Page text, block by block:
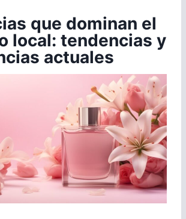
que dominan el
local: tendencias y
actuales